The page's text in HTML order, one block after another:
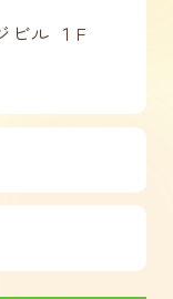
ビル １F